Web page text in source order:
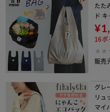
たた
ド
おし
射 リ
16ポ
販売
グレ
リュ
マイ